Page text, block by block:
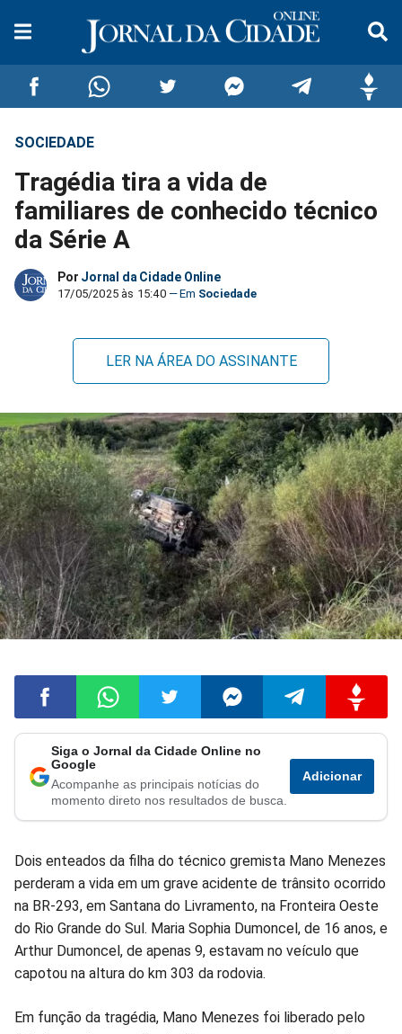
Compartilhar
no
Facebook
Compartilhar
no
Whatsapp
no
no
no
SOCIEDADE
Tragédia tira a vida de
familiares de conhecido técnico
da Série A
Por Jornal da Cidade Online
17/05/2025 às 15:40 Sociedade
LER NA ÁREA DO ASSINANTE
Compartilhar
no
Compartilhar
no
Compartilhar
no
Compartilhar
no
Compartilhar
no
no
Siga o Jornal da Cidade Online no
Google
Acompanhe as principais notícias do
momento direto nos resultados de busca.
Adicionar
Dois enteados da filha do técnico gremista Mano Menezes
perderam a vida em um grave acidente de trânsito ocorrido
na BR-293, em Santana do Livramento, na Fronteira Oeste
do Rio Grande do Sul. Maria Sophia Dumoncel, de 16 anos, e
Arthur Dumoncel, de apenas 9, estavam no veículo que
capotou na altura do km 303 da rodovia.
Em função da tragédia, Mano Menezes foi liberado pelo